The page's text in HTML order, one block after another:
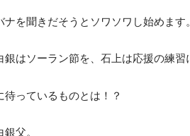
を聞きだそうとソワソワし始めます。
はソーラン節を、石上は応援の練習
っているものとは！？
父。